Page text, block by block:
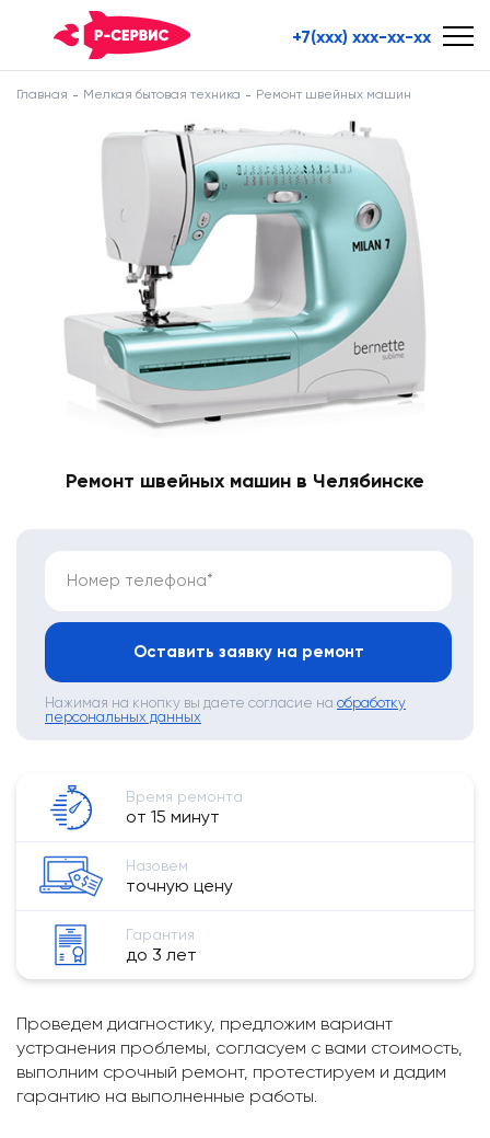
+7(xxx) xxx-xx-xx
Главная Мелкая бытовая техника Ремонт швейных машин
Ремонт швейных машин в Челябинске
Номер телефона*
Оставить заявку на ремонт
Нажимая на кнопку вы даете согласие на обработку
персональных данных
Время ремонта
от 15 минут
Назовем
точную цену
Гарантия
до 3 лет
Проведем диагностику, предложим вариант
устранения проблемы, согласуем с вами стоимость,
выполним срочный ремонт, протестируем и дадим
гарантию на выполненные работы.